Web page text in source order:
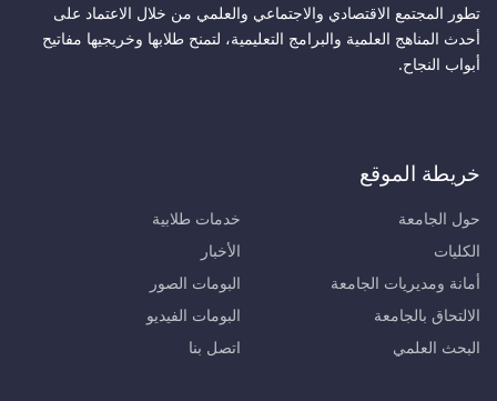
تطور المجتمع الاقتصادي والاجتماعي والعلمي من خلال الاعتماد على
أحدث المناهج العلمية والبرامج التعليمية، لتمنح طلابها وخريجيها مفاتيح
أبواب النجاح.
خريطة الموقع
حول الجامعة
الكليات
أمانة ومديريات الجامعة
الالتحاق بالجامعة
البحث العلمي
خدمات طلابية
الأخبار
البومات الصور
البومات الفيديو
اتصل بنا